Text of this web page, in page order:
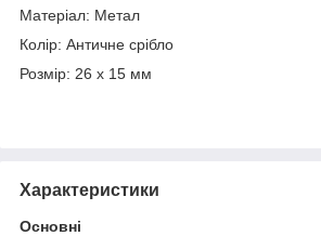
Матеріал: Метал
Колір: Античне срібло
Розмір: 26 х 15 мм
Характеристики
Основні